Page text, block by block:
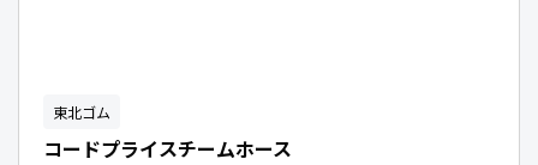
東北ゴム
コードプライスチームホース